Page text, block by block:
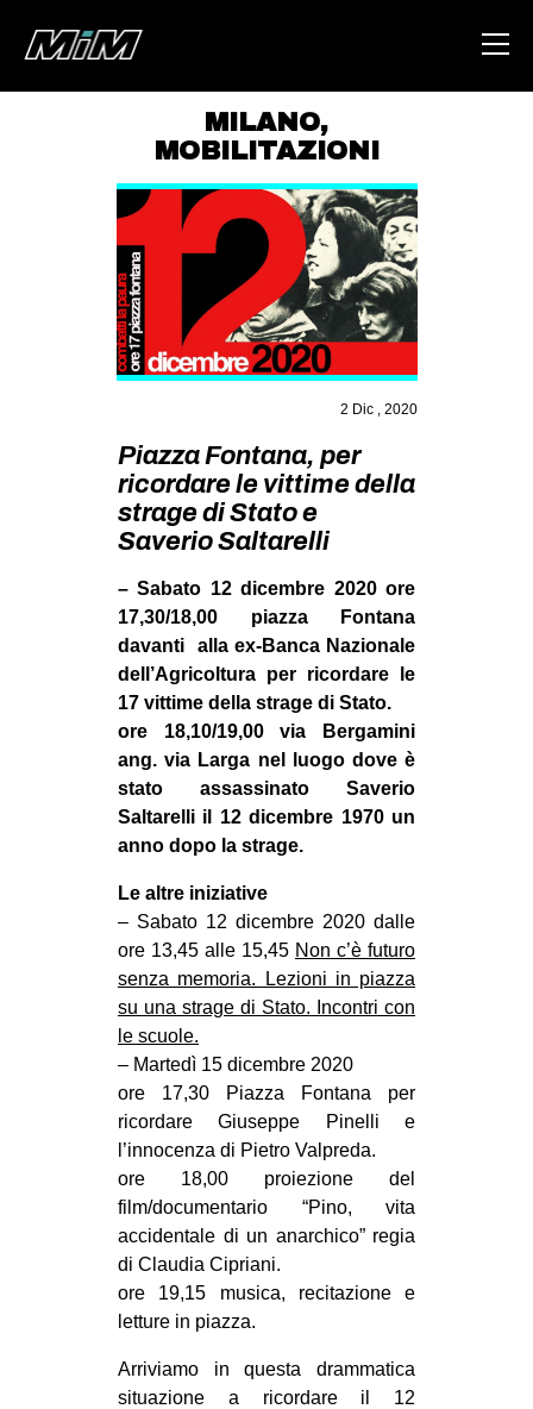
HOME
ABOUT
AREA
DEGENERAZIONE
GAZA FREESTYLE
CSOA LAMBRETTA
STUDENTI TSUNAMI
ZAM
MILANO
MOBILITAZIONI
SPAZI
SPORT POPOLARE
MOVIMENTI
AMBIENTE
ANTIFASCISMO
DIRITTO ALL’ABITARE
MIGRAZIONI
PRECARIATO
REPRESSIONE
CULTURE
ARTE
CINEMA
MANIFESTI
RECENSIONI
AFRICA
MILANO,
MOBILITAZIONI
2 Dic , 2020
Piazza Fontana, per
ricordare le vittime della
strage di Stato e
Saverio Saltarelli
– Sabato 12 dicembre 2020 ore
17,30/18,00 piazza Fontana
davanti alla ex-Banca Nazionale
dell’Agricoltura per ricordare le
17 vittime della strage di Stato.
ore 18,10/19,00 via Bergamini
ang. via Larga nel luogo dove è
stato assassinato Saverio
Saltarelli il 12 dicembre 1970 un
anno dopo la strage.
Le altre iniziative
– Sabato 12 dicembre 2020 dalle
ore 13,45 alle 15,45 Non c’è futuro
senza memoria. Lezioni in piazza
su una strage di Stato. Incontri con
le scuole.
– Martedì 15 dicembre 2020
ore 17,30 Piazza Fontana per
ricordare Giuseppe Pinelli e
l’innocenza di Pietro Valpreda.
ore 18,00 proiezione del
film/documentario “Pino, vita
accidentale di un anarchico” regia
di Claudia Cipriani.
ore 19,15 musica, recitazione e
letture in piazza.
Arriviamo in questa drammatica
situazione a ricordare il 12